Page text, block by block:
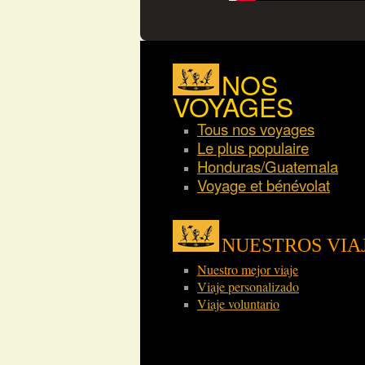
NOS
VOYAGES
Tous nos voyages
Le plus populaire
Honduras/Guatemala
Voyage et bénévolat
NUESTROS
Nuestro mejor viaje
Viaje personalizado
Viaje voluntario